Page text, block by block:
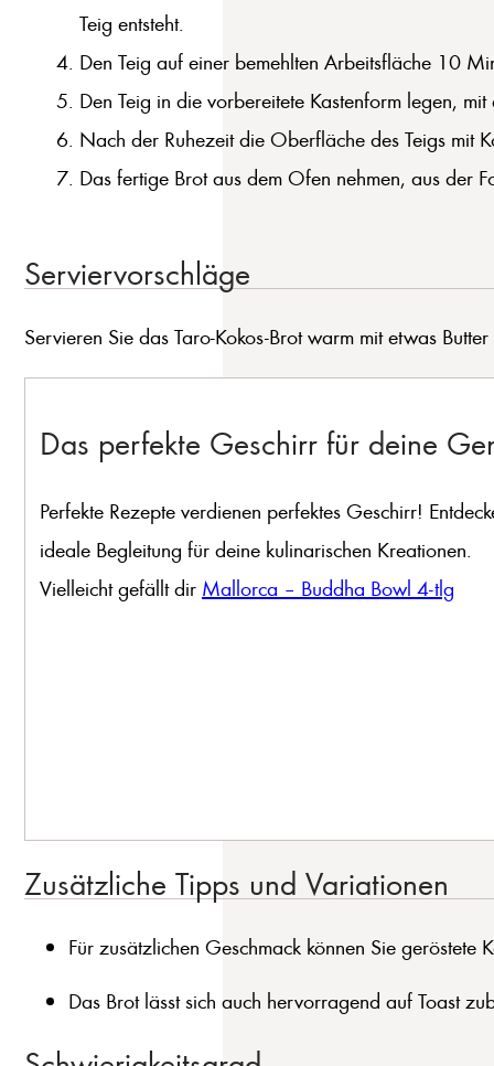
Teig entsteht.
Den Teig auf einer bemehlten Arbeitsfläche 10
Den Teig in die vorbereitete Kastenform legen,
Nach der Ruhezeit die Oberfläche des Teigs mit
Das fertige Brot aus dem Ofen nehmen, aus der
Serviervorschläge
Servieren Sie das Taro-Kokos-Brot warm mit etwas
Das perfekte Geschirr für deine
Perfekte Rezepte verdienen perfektes Geschirr!
ideale Begleitung für deine kulinarischen Kreationen.
Vielleicht gefällt dir Mallorca – Buddha Bowl 4-tlg
Zusätzliche Tipps und Variationen
Für zusätzlichen Geschmack können Sie geröstete
Das Brot lässt sich auch hervorragend auf Toast